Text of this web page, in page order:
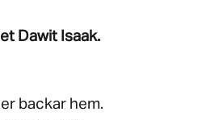
Dawit Isaak.
backar hem.